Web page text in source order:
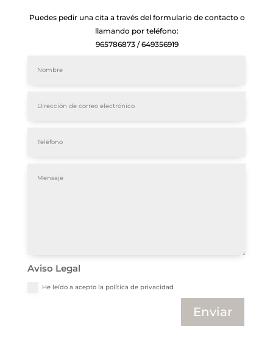
Puedes pedir una cita a través del formulario de contacto o
llamando por teléfono:
965786873 / 649356919
Aviso Legal
He leído a acepto la política de privacidad
Enviar